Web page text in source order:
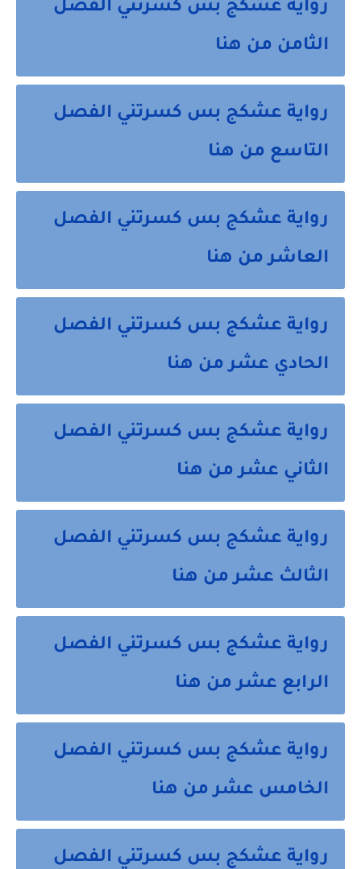
رواية عشكج بس كسرتني الفصل
الثامن من هنا
رواية عشكج بس كسرتني الفصل
التاسع من هنا
رواية عشكج بس كسرتني الفصل
العاشر من هنا
رواية عشكج بس كسرتني الفصل
الحادي عشر من هنا
رواية عشكج بس كسرتني الفصل
الثاني عشر من هنا
رواية عشكج بس كسرتني الفصل
الثالث عشر من هنا
رواية عشكج بس كسرتني الفصل
الرابع عشر من هنا
رواية عشكج بس كسرتني الفصل
الخامس عشر من هنا
رواية عشكج بس كسرتني الفصل